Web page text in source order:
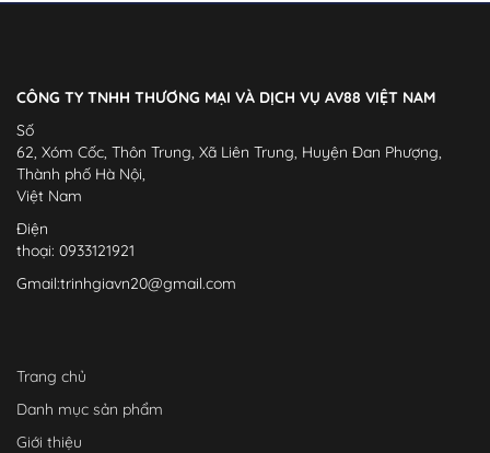
CÔNG TY TNHH THƯƠNG MẠI VÀ DỊCH VỤ AV88 VIỆT NAM
Số
62, Xóm Cốc, Thôn Trung, Xã Liên Trung, Huyện Đan Phượng,
Thành phố Hà Nội,
Việt Nam
Điện
thoại: 0933121921
Gmail:trinhgiavn20@gmail.com
Trang chủ
Danh mục sản phẩm
Giới thiệu